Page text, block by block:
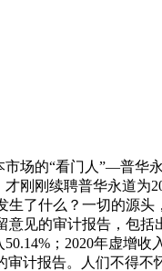
场的“看门人”—普华
刚刚续聘普华永道为
了什么？一切的源头
见的审计报告，包括
；2020年虚增收
计报告。人们不得不